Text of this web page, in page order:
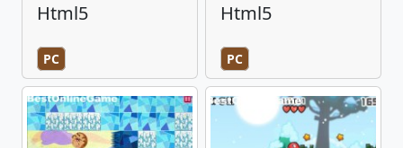
Html5
PC
Html5
PC